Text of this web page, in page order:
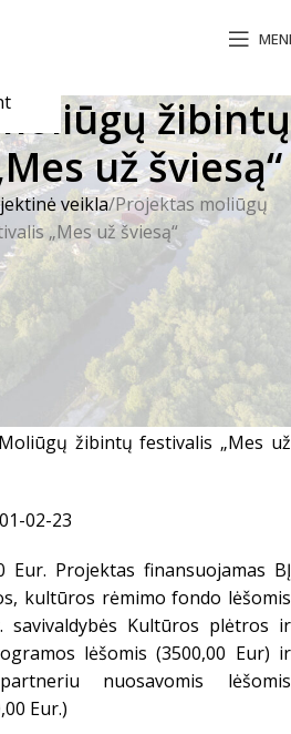
žibintų
už šviesą“
veikla Projektas moliūgų
„Mes už šviesą“
turizmo informacijos centras
Šojaus muziejaus Švėkšnos
gimnazija, Švėkšnos
Jokūbo parapija, F. Bajoraičio
filialas.
Moliūgų žibintų festivalis „Mes už
02-23
Eur. Projektas finansuojamas BĮ
kultūros rėmimo fondo lėšomis
savivaldybės Kultūros plėtros ir
lėšomis (3500,00 Eur) ir
nuosavomis lėšomis
Eur.)